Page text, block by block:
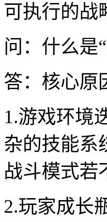
可执行的战
问：什么是
答：核心原
1.游戏环境
杂的技能系
战斗模式若
2.玩家成长